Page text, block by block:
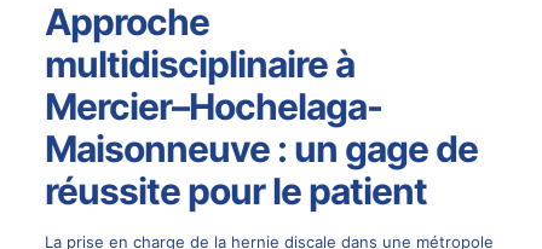
Approche
multidisciplinaire à
Mercier–Hochelaga-
Maisonneuve : un gage de
réussite pour le patient
La prise en charge de la hernie discale dans une métropole